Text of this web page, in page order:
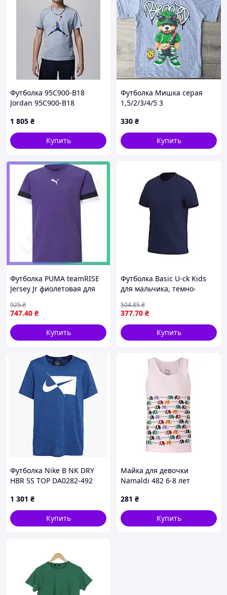
Футболка 95C900-B18
Jordan 95C900-B18
1 805 ₴
Купить
Футболка Мишка серая
1,5/2/3/4/5 3
330 ₴
Купить
Футболка PUMA teamRISE
Jersey Jr фиолетовая для
футболка для футбола
SKU_704938-10
747.40 ₴
925₴
Купить
Футболка Basic U-ck Kids
для мальчика, темно-
377.70 ₴
504.85₴
Купить
Футболка Nike B NK DRY
HBR SS TOP DA0282-492
1 301 ₴
Купить
Майка для девочки
Namaldi 482 6-8 лет
281 ₴
Купить